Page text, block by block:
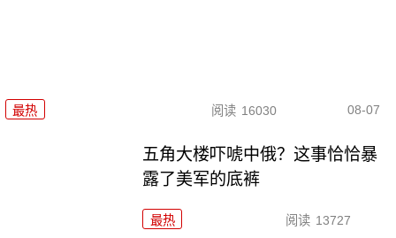
最热 阅读 16030 08-07
五角大楼吓唬中俄？这事恰恰暴
露了美军的底裤
最热 阅读 13727